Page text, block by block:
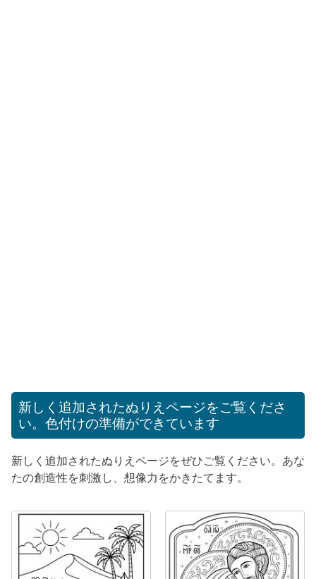
新しく追加されたぬりえページをご覧くださ
い。色付けの準備ができています
新しく追加されたぬりえページをぜひご覧ください。あな
たの創造性を刺激し、想像力をかきたてます。